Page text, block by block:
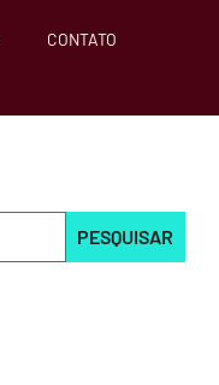
CONTATO
PESQUISAR